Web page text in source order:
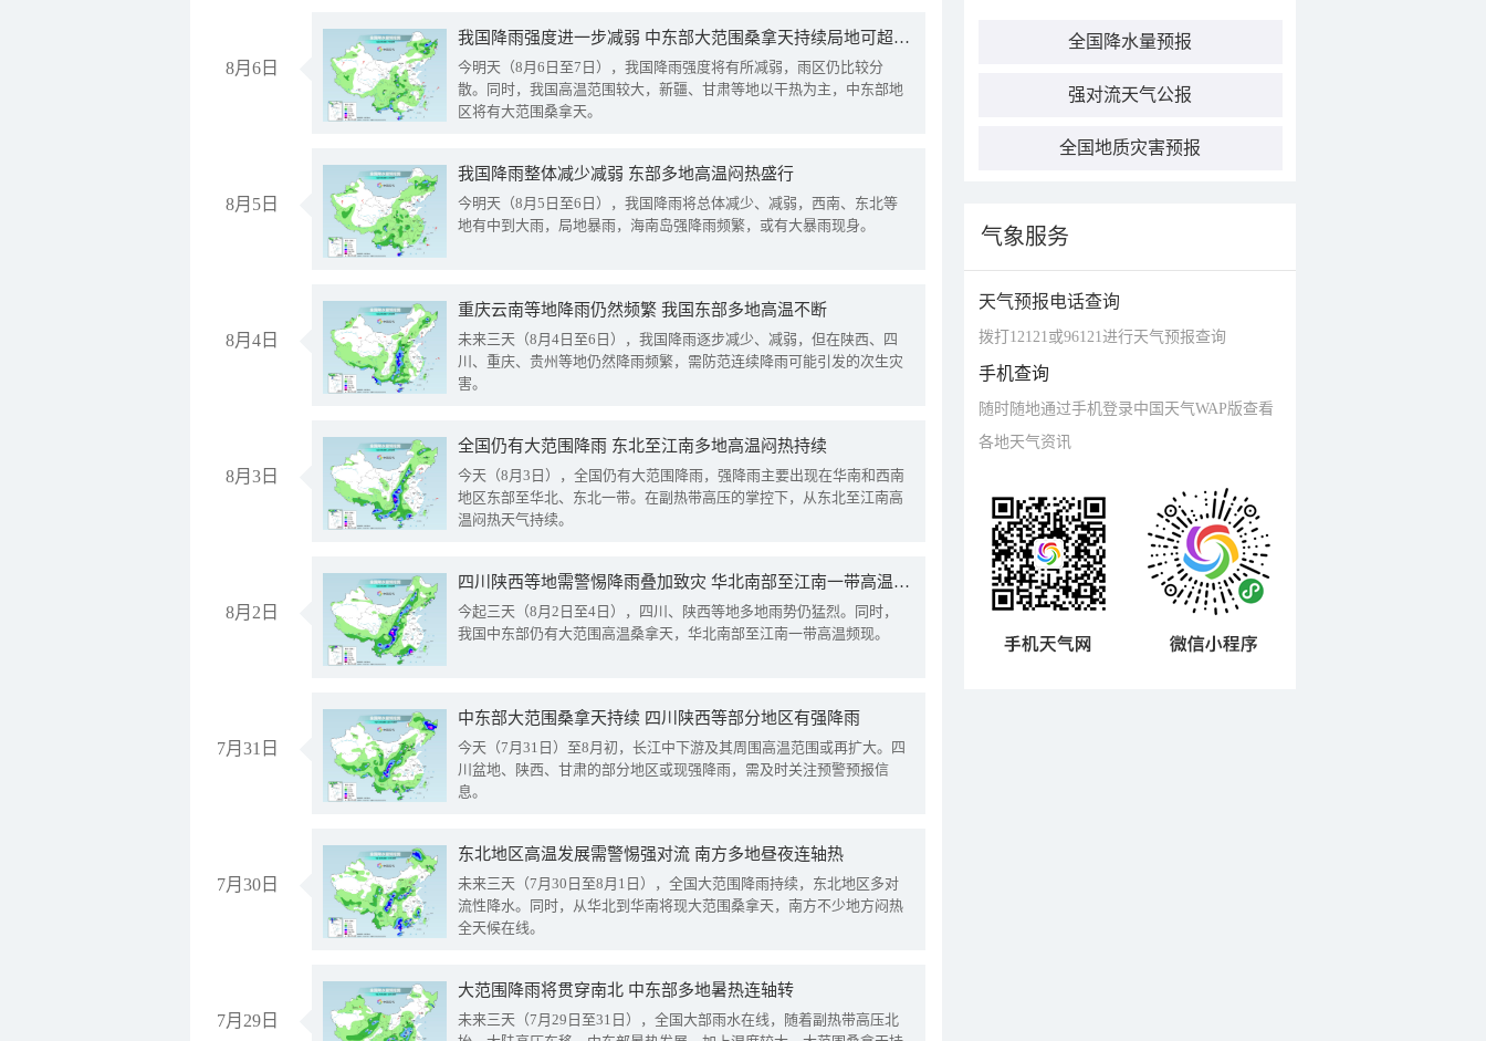
8月6日
我国降雨强度进一步减弱 中东部大范围桑拿天持续局地可超38℃
今明天（8月6日至7日），我国降雨强度将有所减弱，雨区仍比较分
散。同时，我国高温范围较大，新疆、甘肃等地以干热为主，中东部地
区将有大范围桑拿天。
8月5日
我国降雨整体减少减弱 东部多地高温闷热盛行
今明天（8月5日至6日），我国降雨将总体减少、减弱，西南、东北等
地有中到大雨，局地暴雨，海南岛强降雨频繁，或有大暴雨现身。
8月4日
重庆云南等地降雨仍然频繁 我国东部多地高温不断
未来三天（8月4日至6日），我国降雨逐步减少、减弱，但在陕西、四
川、重庆、贵州等地仍然降雨频繁，需防范连续降雨可能引发的次生灾
害。
8月3日
全国仍有大范围降雨 东北至江南多地高温闷热持续
今天（8月3日），全国仍有大范围降雨，强降雨主要出现在华南和西南
地区东部至华北、东北一带。在副热带高压的掌控下，从东北至江南高
温闷热天气持续。
8月2日
四川陕西等地需警惕降雨叠加致灾 华北南部至江南一带高温频现
今起三天（8月2日至4日），四川、陕西等地多地雨势仍猛烈。同时，
我国中东部仍有大范围高温桑拿天，华北南部至江南一带高温频现。
7月31日
中东部大范围桑拿天持续 四川陕西等部分地区有强降雨
今天（7月31日）至8月初，长江中下游及其周围高温范围或再扩大。四
川盆地、陕西、甘肃的部分地区或现强降雨，需及时关注预警预报信
息。
7月30日
东北地区高温发展需警惕强对流 南方多地昼夜连轴热
未来三天（7月30日至8月1日），全国大范围降雨持续，东北地区多对
流性降水。同时，从华北到华南将现大范围桑拿天，南方不少地方闷热
全天候在线。
7月29日
大范围降雨将贯穿南北 中东部多地暑热连轴转
未来三天（7月29日至31日），全国大部雨水在线，随着副热带高压北
全国降水量预报
强对流天气公报
全国地质灾害预报
气象服务
天气预报电话查询
拨打12121或96121进行天气预报查询
手机查询
随时随地通过手机登录中国天气WAP版查看
各地天气资讯